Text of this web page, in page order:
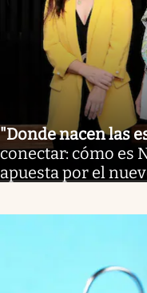
"Donde nacen las
conectar: cómo es
apuesta por el